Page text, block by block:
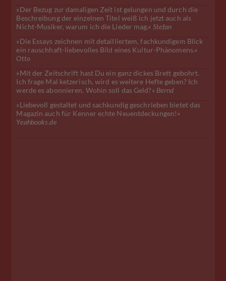
»Der Bezug zur damaligen Zeit ist gelungen und durch die
Beschreibung der einzelnen Titel weiß ich jetzt auch als
Nicht-Musiker, warum ich die Lieder mag.« Stefan
»Die Essays zeichnen mit detailliertem, fachkundigem Blick
ein rauschhaft-liebevolles Bild eines Kultur-Phänomens.«
Otto
»Mit der Zeitschrift hast Du ein ganz dickes Brett gebohrt.
Ich frage Mal ketzerisch, wird es weitere Hefte geben? Ich
werde es abonnieren. Wohin soll das Geld?« Bernd
»Liebevoll gestaltet und sachkundig geschrieben bietet das
Magazin auch für Kenner echte Neuentdeckungen!«
Yeahbooks.de